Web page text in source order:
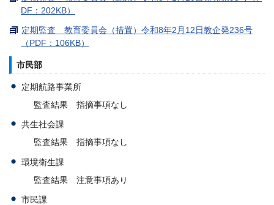
DF：202KB）
定期監査 教育委員会（措置）令和8年2月12日教企発236号
（PDF：106KB）
市民部
定期航路事業所
監査結果 指摘事項なし
共生社会課
監査結果 指摘事項なし
環境衛生課
監査結果 注意事項あり
市民課